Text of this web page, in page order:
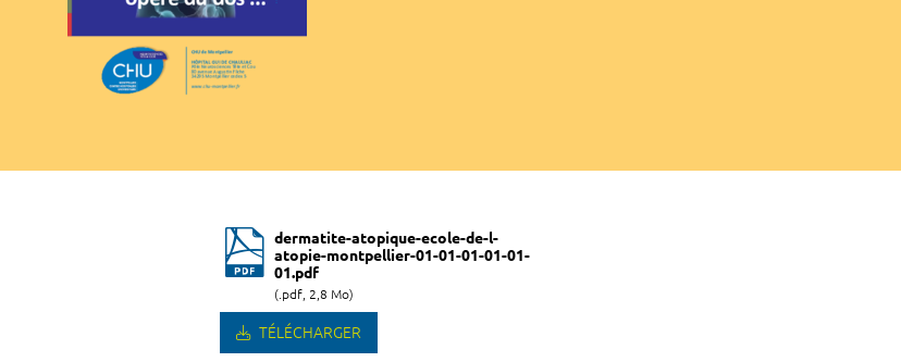
dermatite-atopique-ecole-de-l-
atopie-montpellier-01-01-01-01-01-
01.pdf
(.pdf, 2,8 Mo)
TÉLÉCHARGER